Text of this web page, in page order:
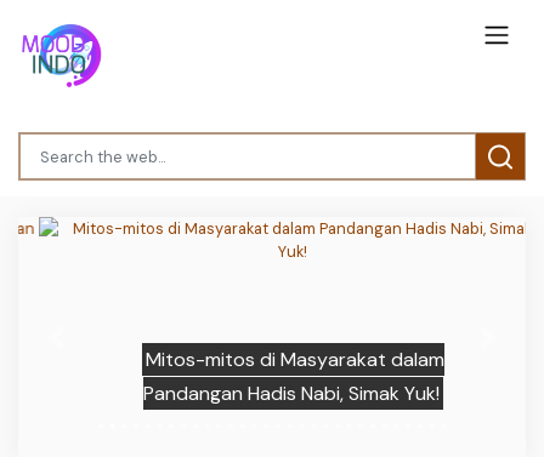
Mitos-mitos di Masyarakat dalam
Pandangan Hadis Nabi, Simak Yuk!